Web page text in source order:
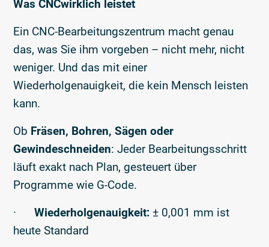
Was CNCwirklich leistet
Ein CNC-Bearbeitungszentrum macht genau
das, was Sie ihm vorgeben – nicht mehr, nicht
weniger. Und das mit einer
Wiederholgenauigkeit, die kein Mensch leisten
kann.
Ob Fräsen, Bohren, Sägen oder
Gewindeschneiden: Jeder Bearbeitungsschritt
läuft exakt nach Plan, gesteuert über
Programme wie G-Code.
·Wiederholgenauigkeit: ± 0,001 mm ist
heute Standard